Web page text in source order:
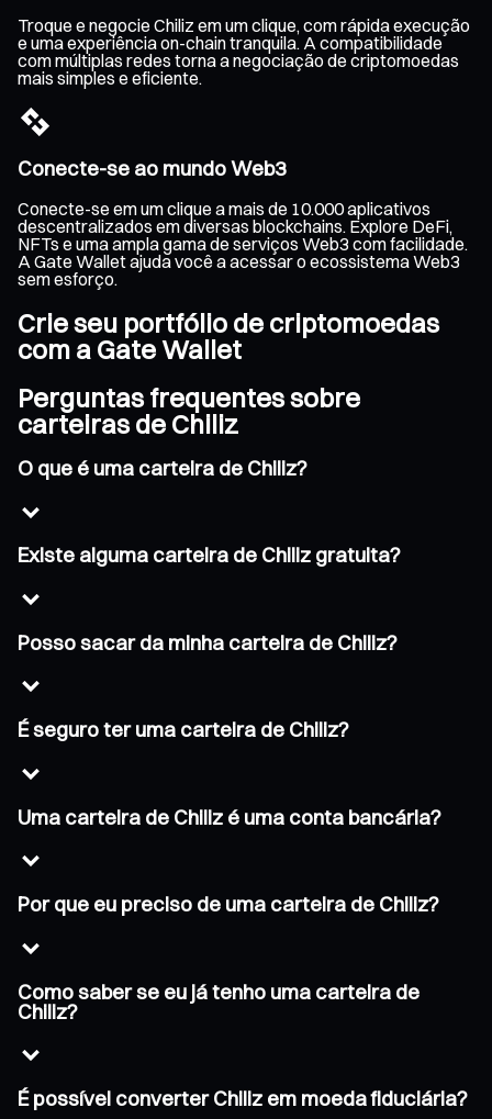
Troque e negocie Chiliz em um clique, com rápida execução
e uma experiência on-chain tranquila. A compatibilidade
com múltiplas redes torna a negociação de criptomoedas
mais simples e eficiente.
Conecte-se ao mundo Web3
Conecte-se em um clique a mais de 10.000 aplicativos
descentralizados em diversas blockchains. Explore DeFi,
NFTs e uma ampla gama de serviços Web3 com facilidade.
A Gate Wallet ajuda você a acessar o ecossistema Web3
sem esforço.
Crie seu portfólio de criptomoedas
com a Gate Wallet
Perguntas frequentes sobre
carteiras de Chiliz
O que é uma carteira de Chiliz?
Existe alguma carteira de Chiliz gratuita?
Posso sacar da minha carteira de Chiliz?
É seguro ter uma carteira de Chiliz?
Uma carteira de Chiliz é uma conta bancária?
Por que eu preciso de uma carteira de Chiliz?
Como saber se eu já tenho uma carteira de
Chiliz?
É possível converter Chiliz em moeda fiduciária?